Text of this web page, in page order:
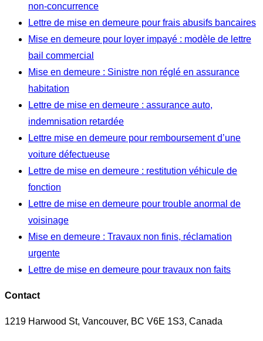
non-concurrence
Lettre de mise en demeure pour frais abusifs bancaires
Mise en demeure pour loyer impayé : modèle de lettre
bail commercial
Mise en demeure : Sinistre non réglé en assurance
habitation
Lettre de mise en demeure : assurance auto,
indemnisation retardée
Lettre mise en demeure pour remboursement d’une
voiture défectueuse
Lettre de mise en demeure : restitution véhicule de
fonction
Lettre de mise en demeure pour trouble anormal de
voisinage
Mise en demeure : Travaux non finis, réclamation
urgente
Lettre de mise en demeure pour travaux non faits
Contact
1219 Harwood St, Vancouver, BC V6E 1S3, Canada